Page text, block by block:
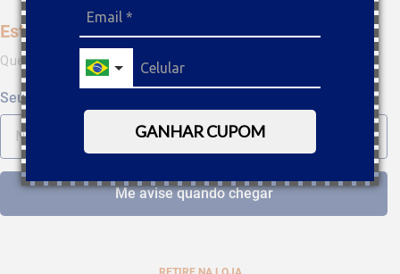
GANHAR CUPOM
Este produto não está disponível no momento
Quero saber quando estiver disponível